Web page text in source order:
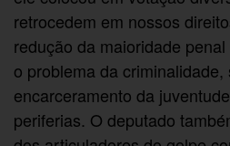
retrocedem em nossos
redução da maioridade
o problema da
encarceramento da
periferias. O deputado